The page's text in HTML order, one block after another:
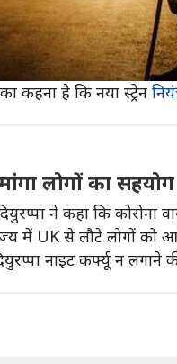
तेजी से बढ़ रहे
में मामलों में तेज वृद्धि
नहीं मिला है कि नया
कहना है कि नया स्ट्रेन
लोगों का सहयोग
ने कहा कि
में UK से लौटे लोगों को
नाइट कर्फ्यू न